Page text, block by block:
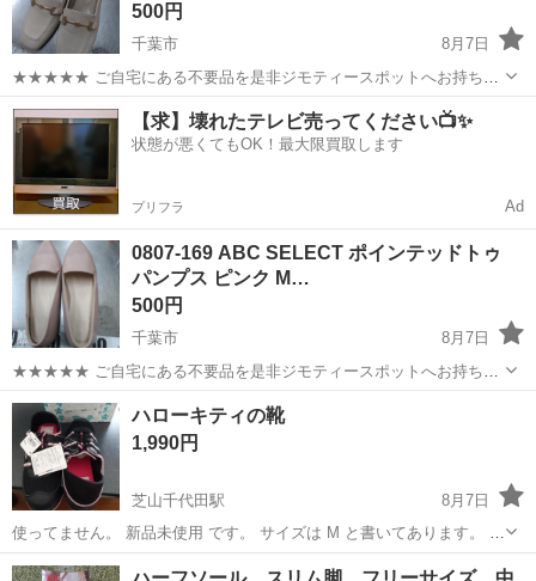
500円
千葉市
8月7日
★★★★★ ご自宅にある不要品を是非ジモティースポットへお持ち込
みしませんか？ 家電、趣味・スポーツ・レジャー用品、こども用品、
衣料服飾品、生活雑貨、家具、本、CD・DVDなどが無料でまとめて持
ち込めます！ ※詳細はこ...
千葉 千葉市 靴 オリエンタルトラフィック
【求】壊れたテレビ売ってください📺✨
状態が悪くてもOK！最大限買取します
プリフラ Ad
0807-169 ABC SELECT ポインテッドトゥ
パンプス ピンク M…
500円
千葉市
8月7日
★★★★★ ご自宅にある不要品を是非ジモティースポットへお持ち込
みしませんか？ 家電、趣味・スポーツ・レジャー用品、こども用品、
衣料服飾品、生活雑貨、家具、本、CD・DVDなどが無料でまとめて持
ち込めます！ ※詳細はこ...
千葉 千葉市 SELECT
ハローキティの靴
1,990円
芝山千代田駅
8月7日
使ってません。 新品未使用 です。 サイズは M と書いてあります。 よ
く見てわかる人だけ 入札してください。 買ってから時間たっており、
千葉 香取郡 靴 ハローキティ